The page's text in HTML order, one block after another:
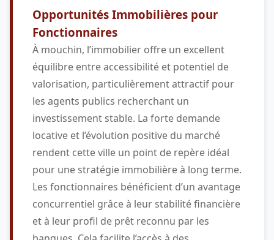
Opportunités Immobilières pour
Fonctionnaires
À mouchin, l’immobilier offre un excellent
équilibre entre accessibilité et potentiel de
valorisation, particulièrement attractif pour
les agents publics recherchant un
investissement stable. La forte demande
locative et l’évolution positive du marché
rendent cette ville un point de repère idéal
pour une stratégie immobilière à long terme.
Les fonctionnaires bénéficient d’un avantage
concurrentiel grâce à leur stabilité financière
et à leur profil de prêt reconnu par les